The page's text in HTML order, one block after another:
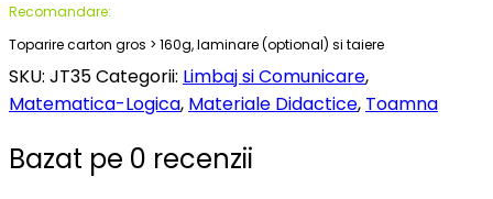
Recomandare:
Toparire carton gros > 160g, laminare (optional) si taiere
SKU: JT35Categorii: Limbaj si Comunicare,
Matematica-Logica, Materiale Didactice, Toamna
Bazat pe 0 recenzii